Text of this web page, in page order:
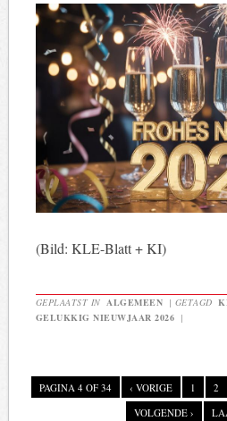
(Bild: KLE-Blatt + KI)
GEPLAATST IN ALGEMEEN | GETAGD
GELUKKIG NIEUWJAAR 2026 |
PAGINA 4 OF 34 ‹ VORIGE 1 2
VOLGENDE ›